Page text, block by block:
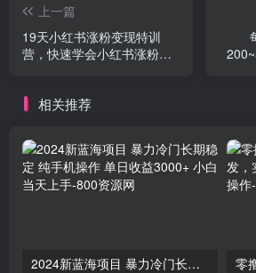
上一篇
19天小红书涨粉变现特训
营，快速学会小红书涨粉，
相关推荐
2024新蓝海项目 暴力冷门长期稳定 纯手机操作 单日收益3000+ 小白当天上手